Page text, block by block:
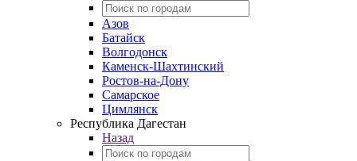
Азов
Батайск
Волгодонск
Каменск-Шахтинский
Ростов-на-Дону
Самарское
Цимлянск
Республика Дагестан
Назад